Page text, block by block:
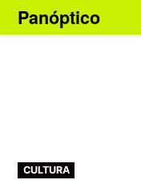
Skip
to
Panóptico
POSTED
IN
CULTURA